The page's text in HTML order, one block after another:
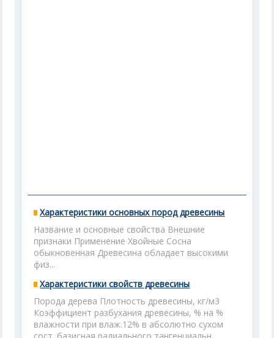
Характеристики основных пород древесины
Название и основные свойства Внешние
признаки Применение Хвойные Сосна
обыкновенная Древесина обладает высокими
физ...
Характеристики свойств древесины
Порода дерева Плотность древесины, кг/м3
Коэффициент разбухания древесины, % на %
влажности при влаж.12% в абсолютно сухом